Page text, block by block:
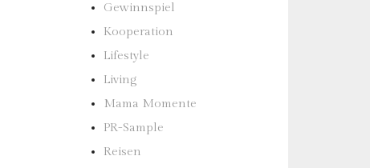
Gewinnspiel
Kooperation
Lifestyle
Living
Mama Momente
PR-Sample
Reisen